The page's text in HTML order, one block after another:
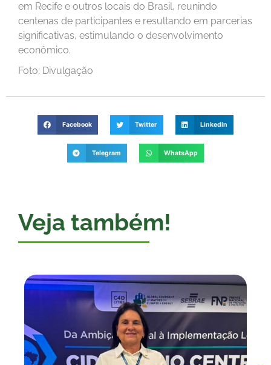
em Recife e outros locais do Brasil, reunindo
centenas de participantes e resultando em parcerias
significativas, estimulando o desenvolvimento
econômico.
Foto: Divulgação
Facebook Twitter LinkedIn
Telegram WhatsApp
Veja também!